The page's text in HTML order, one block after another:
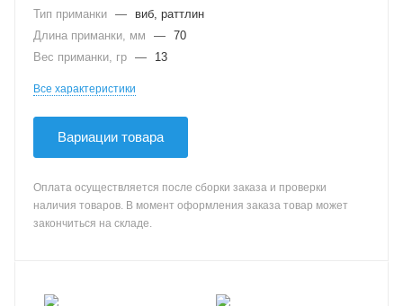
Тип приманки —
виб, раттлин
Длина приманки, мм
— 70
Вес приманки, гр — 13
Все характеристики
Вариации товара
Оплата осуществляется после сборки заказа и проверки
наличия товаров. В момент оформления заказа товар может
закончиться на складе.